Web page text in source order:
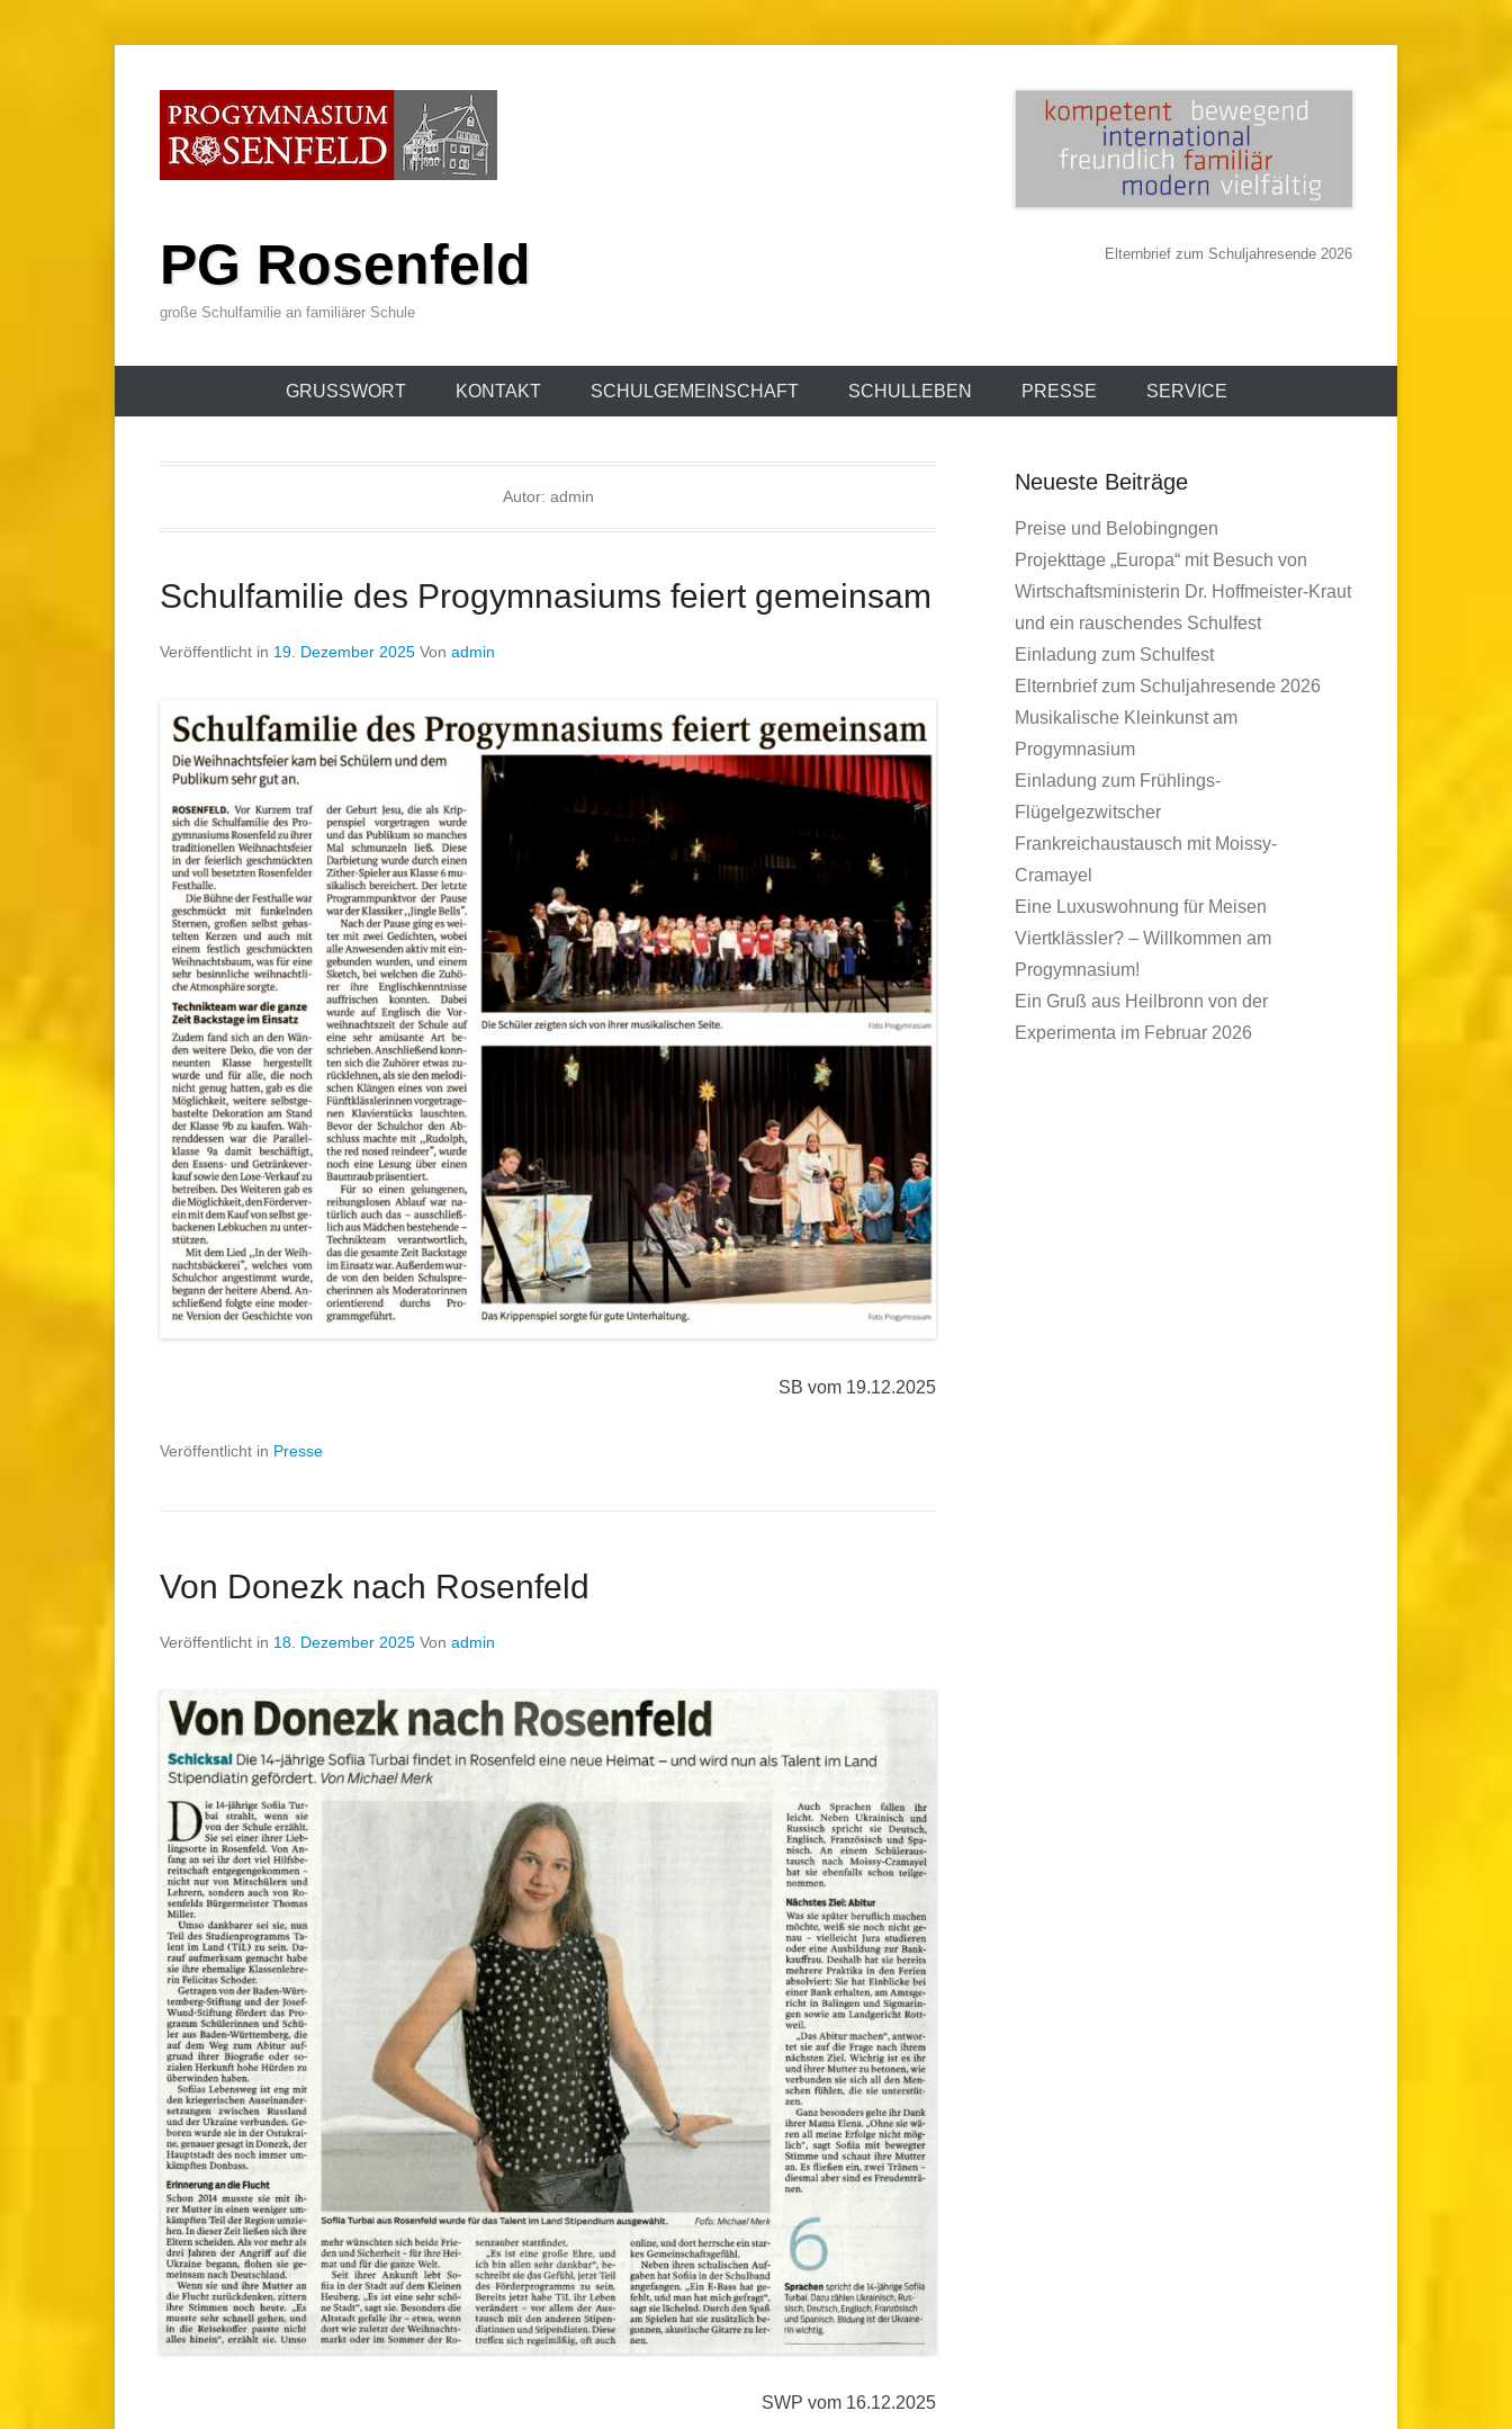
wechseln
PG Rosenfeld
große Schulfamilie an familiärer Schule
Elternbrief zum Schuljahresende 2026
GRUSSWORT KONTAKT SCHULGEMEINSCHAFT SCHULLEBEN PRESSE SERVICE
Autor: admin
Schulfamilie des Progymnasiums feiert gemeinsam
Veröffentlicht in 19. Dezember 2025 Von admin
SB vom 19.12.2025
Veröffentlicht in Presse
Von Donezk nach Rosenfeld
Veröffentlicht in 18. Dezember 2025 Von admin
SWP vom 16.12.2025
Neueste Beiträge
Preise und Belobingngen
Projekttage „Europa“ mit Besuch von
Wirtschaftsministerin Dr. Hoffmeister-Kraut
und ein rauschendes Schulfest
Einladung zum Schulfest
Elternbrief zum Schuljahresende 2026
Musikalische Kleinkunst am
Progymnasium
Einladung zum Frühlings-
Flügelgezwitscher
Frankreichaustausch mit Moissy-
Cramayel
Eine Luxuswohnung für Meisen
Viertklässler? – Willkommen am
Progymnasium!
Ein Gruß aus Heilbronn von der
Experimenta im Februar 2026